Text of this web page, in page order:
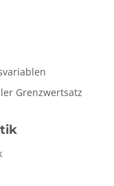
Grenzwertsatz